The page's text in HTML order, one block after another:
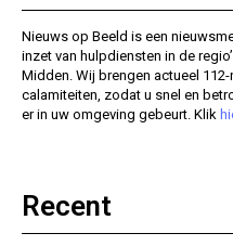
Nieuws op Beeld is een
inzet van hulpdiensten in de
Midden. Wij brengen actueel
calamiteiten, zodat u snel en
er in uw omgeving gebeurt. Klik
Recent